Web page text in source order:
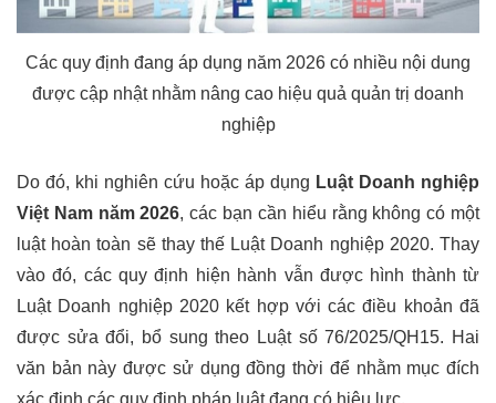
Các quy định đang áp dụng năm 2026 có nhiều nội dung
được cập nhật nhằm nâng cao hiệu quả quản trị doanh
nghiệp
Do đó, khi nghiên cứu hoặc áp dụng Luật Doanh nghiệp
Việt Nam năm 2026, các bạn cần hiểu rằng không có một
luật hoàn toàn sẽ thay thế Luật Doanh nghiệp 2020. Thay
vào đó, các quy định hiện hành vẫn được hình thành từ
Luật Doanh nghiệp 2020 kết hợp với các điều khoản đã
được sửa đổi, bổ sung theo Luật số 76/2025/QH15. Hai
văn bản này được sử dụng đồng thời để nhằm mục đích
xác định các quy định pháp luật đang có hiệu lực.